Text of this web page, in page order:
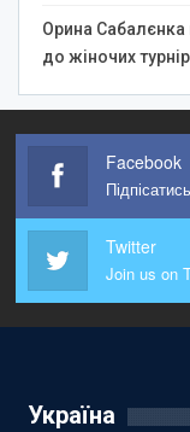
Орина
до жіночих
Facebook
Підпісатись
Twitter
Join us on
Україна